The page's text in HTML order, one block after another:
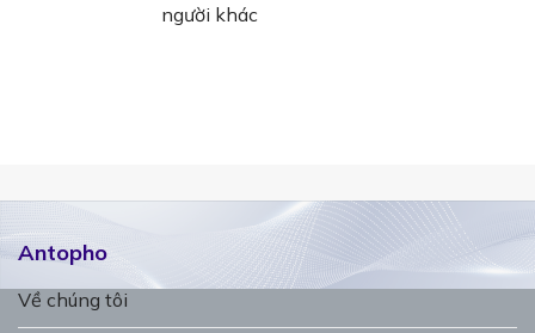
người khác
Antopho
Về chúng tôi